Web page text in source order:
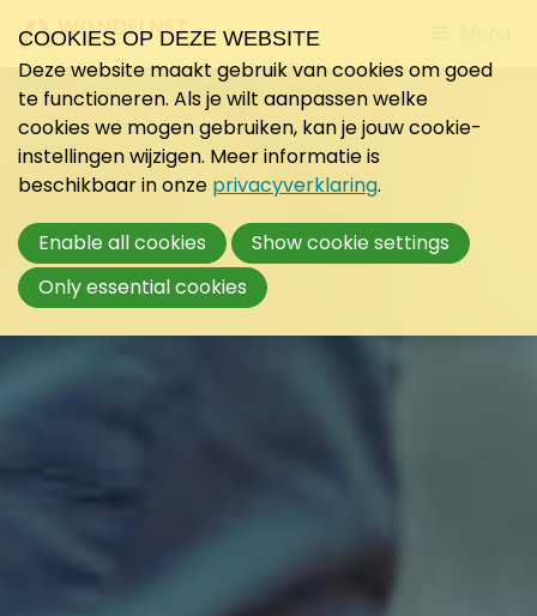
to
COOKIES OP DEZE WEBSITE
Deze website maakt gebruik van cookies om goed
te functioneren. Als je wilt aanpassen welke
cookies we mogen gebruiken, kan je jouw cookie-
instellingen wijzigen. Meer informatie is
beschikbaar in onze privacyverklaring.
Enable all cookies
Show cookie settings
Only essential cookies